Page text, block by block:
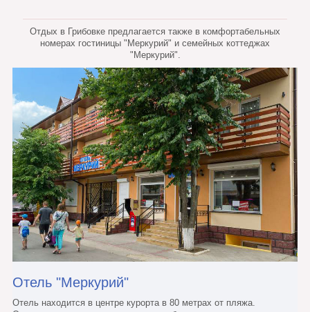
Отдых в Грибовке предлагается также в комфортабельных
номерах гостиницы "Меркурий" и семейных коттеджах
"Меркурий".
Отель "Меркурий"
Отель находится в центре курорта в 80 метрах от пляжа.